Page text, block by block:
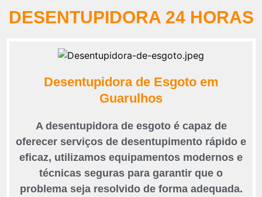
DESENTUPIDORA 24 HORAS
Desentupidora de Esgoto em
Guarulhos
A desentupidora de esgoto é capaz de
oferecer serviços de desentupimento rápido e
eficaz, utilizamos equipamentos modernos e
técnicas seguras para garantir que o
problema seja resolvido de forma adequada.